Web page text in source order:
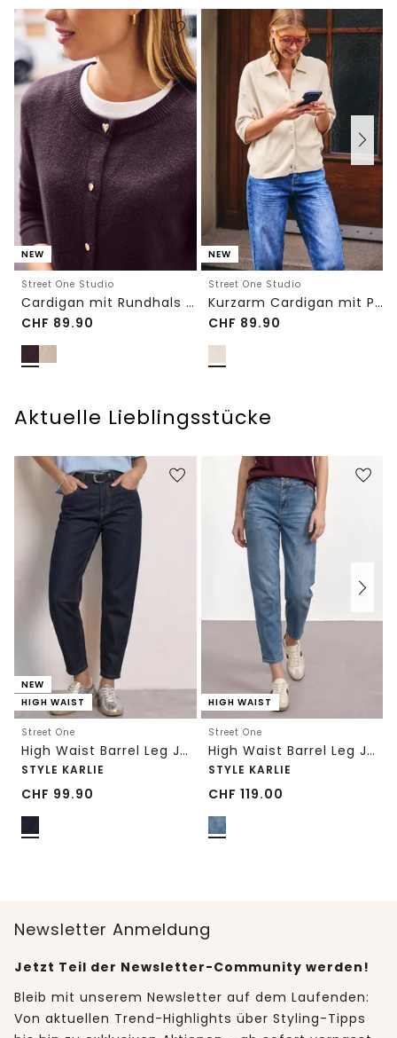
NEW
Street One Studio
Cardigan mit Rundhals und Knöpfen
CHF 89.90
NEW
Street One Studio
Kurzarm Cardigan mit Polokragen
CHF 89.90
Aktuelle Lieblingsstücke
NEW
HIGH WAIST
Street One
High Waist Barrel Leg Jeans im Loose Fit
STYLE KARLIE
CHF 99.90
HIGH WAIST
Street One
High Waist Barrel Leg Jeans im Loose Fit
STYLE KARLIE
CHF 119.00
Newsletter Anmeldung
Jetzt Teil der Newsletter-Community werden!
Bleib mit unserem Newsletter auf dem Laufenden:
Von aktuellen Trend-Highlights über Styling-Tipps